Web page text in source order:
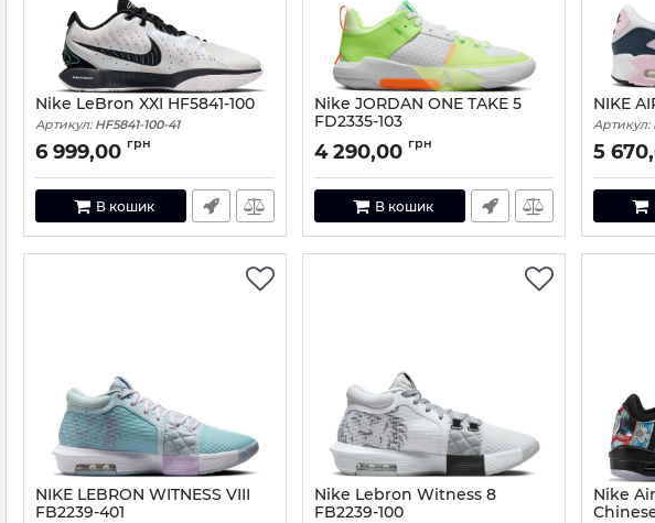
Nike LeBron XXI HF5841-100
Артикул: HF5841-100-41
6 999,00 грн
В кошик
Nike JORDAN ONE TAKE 5
FD2335-103
Артикул: FD2335-103-44
4 290,00 грн
В кошик
NIKE
Артикул:
5
NIKE LEBRON WITNESS VIII
FB2239-401
Nike Lebron Witness 8
FB2239-100
Nike